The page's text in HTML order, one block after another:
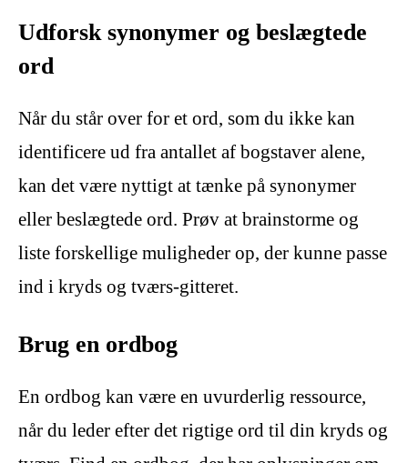
Udforsk synonymer og beslægtede
ord
Når du står over for et ord, som du ikke kan
identificere ud fra antallet af bogstaver alene,
kan det være nyttigt at tænke på synonymer
eller beslægtede ord. Prøv at brainstorme og
liste forskellige muligheder op, der kunne passe
ind i kryds og tværs-gitteret.
Brug en ordbog
En ordbog kan være en uvurderlig ressource,
når du leder efter det rigtige ord til din kryds og